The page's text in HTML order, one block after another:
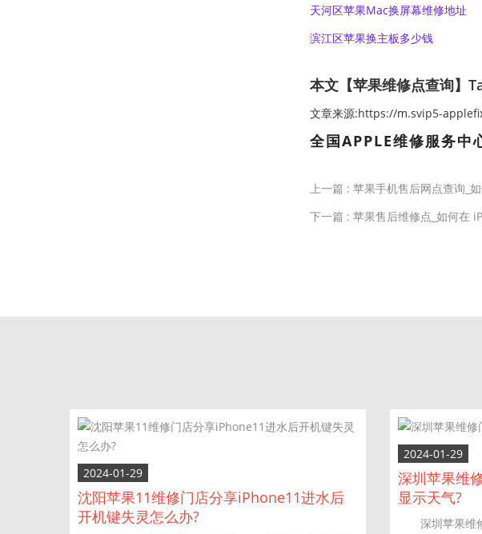
天河区苹果Mac换屏幕维修地址
滨江区苹果换主板多少钱
本文【苹果维修点查询】
文章来源:https://m.svip5-
全国APPLE维修服务中
上一篇 : 苹果手机售后网点查询_
下一篇 : 苹果售后维修点_如何在
2024-01-29
沈阳苹果11维修门店分享iPhone11进水后
开机键失灵怎么办?
2024-01-29
深圳苹果维
显示天气?
深圳苹果维修